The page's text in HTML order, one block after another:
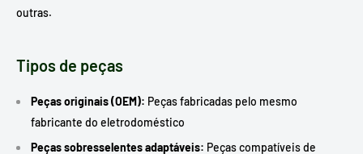
outras.
Tipos de peças
Peças originais (OEM): Peças fabricadas pelo mesmo
fabricante do eletrodoméstico
Peças sobresselentes adaptáveis: Peças compatíveis de